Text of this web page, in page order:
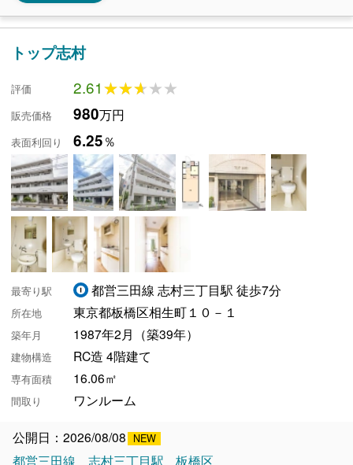
トップ志村
評価 2.61★★★★★
★★★★★
販売価格 980万円
表面利回り 6.25％
最寄り駅 都営三田線 志村三丁目駅 徒歩7分
所在地 東京都板橋区相生町１０－１
築年月 1987年2月（築39年）
建物構造 RC造 4階建て
専有面積 16.06㎡
間取り ワンルーム
公開日：2026/08/08
都営三田線
志村三丁目駅 板橋区